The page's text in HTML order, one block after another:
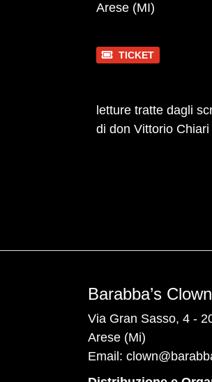
Arese (MI)
TICKET
letture tratte dagli
di don Vittorio Chiari
Barabba’s
Via Gran Sasso, 4 -
Arese (Mi)
Email: